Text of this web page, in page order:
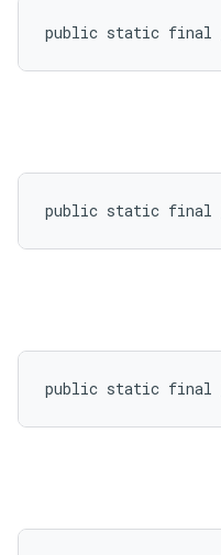
public static final
public static final
public static final